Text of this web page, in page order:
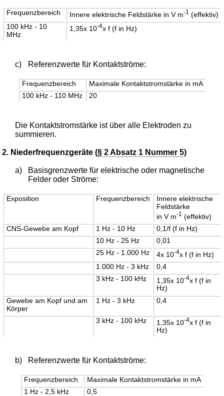
Frequenzbereich Innere elektrische Feldstärke in V m-1 (effektiv)
100 kHz - 10
MHz
1,35x 10-4x f (f in Hz)
c) Referenzwerte für Kontaktströme:
Frequenzbereich
Maximale Kontaktstromstärke in mA
100 kHz - 110 MHz
20
Die Kontaktstromstärke ist über alle Elektroden zu
summieren.
2. Niederfrequenzgeräte (§ 2 Absatz 1 Nummer 5)
a)
Basisgrenzwerte für elektrische oder magnetische
Felder oder Ströme:
Exposition Frequenzbereich
Innere elektrische
Feldstärke
in V m-1 (effektiv)
CNS-Gewebe am Kopf
1 Hz - 10 Hz
0,1/f (f in Hz)
10 Hz - 25 Hz
0,01
25 Hz - 1.000 Hz
4x 10-4x f (f in Hz)
1.000 Hz - 3 kHz
0,4
3 kHz - 100 kHz
1,35x 10-4x f (f in
Hz)
Gewebe am Kopf und am
Körper
1 Hz - 3 kHz 0,4
3 kHz - 100 kHz 1,35x 10-4x f (f in
Hz)
b) Referenzwerte für Kontaktströme:
Frequenzbereich
Maximale Kontaktstromstärke in mA
1 Hz - 2,5 kHz
0,5